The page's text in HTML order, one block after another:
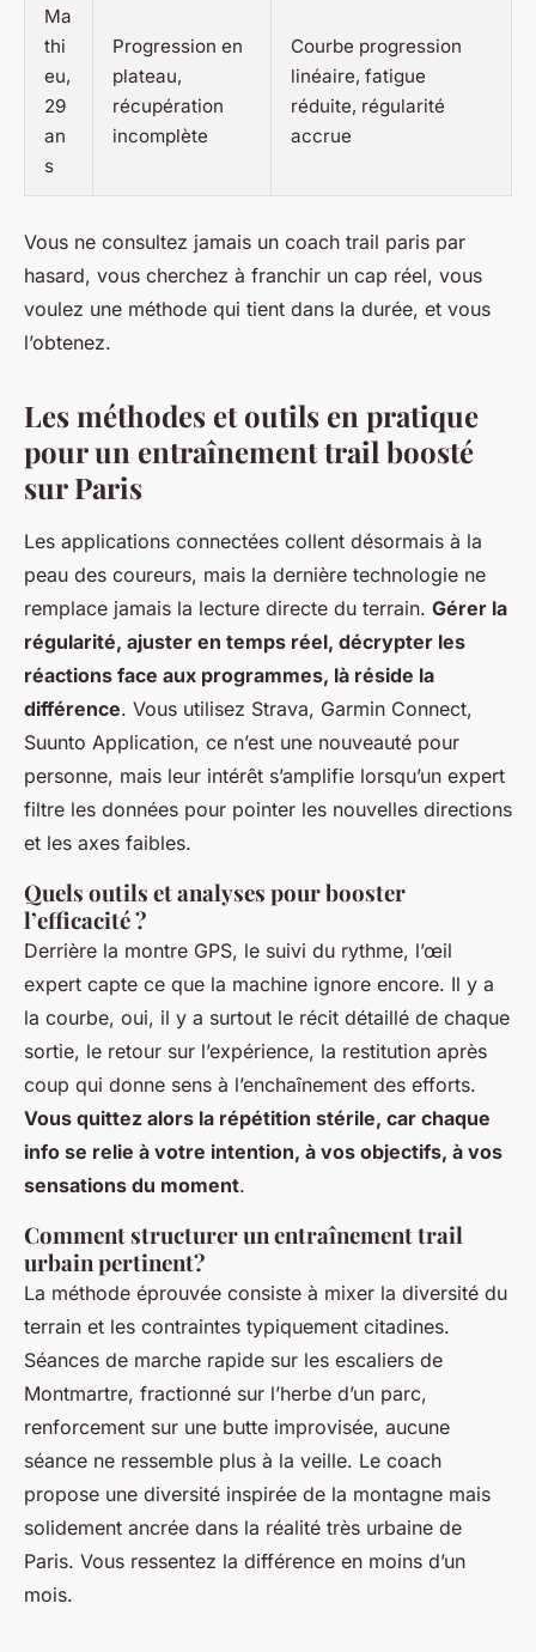
Ma
thi
eu,
29
an
s
Progression en
plateau,
récupération
incomplète
Courbe progression
linéaire, fatigue
réduite, régularité
accrue
Vous ne consultez jamais un coach trail paris par
hasard, vous cherchez à franchir un cap réel, vous
voulez une méthode qui tient dans la durée, et vous
l’obtenez.
Les méthodes et outils en pratique
pour un entraînement trail boosté
sur Paris
Les applications connectées collent désormais à la
peau des coureurs, mais la dernière technologie ne
remplace jamais la lecture directe du terrain. Gérer la
régularité, ajuster en temps réel, décrypter les
réactions face aux programmes, là réside la
différence. Vous utilisez Strava, Garmin Connect,
Suunto Application, ce n’est une nouveauté pour
personne, mais leur intérêt s’amplifie lorsqu’un expert
filtre les données pour pointer les nouvelles directions
et les axes faibles.
Quels outils et analyses pour booster
l’efficacité ?
Derrière la montre GPS, le suivi du rythme, l’œil
expert capte ce que la machine ignore encore. Il y a
la courbe, oui, il y a surtout le récit détaillé de chaque
sortie, le retour sur l’expérience, la restitution après
coup qui donne sens à l’enchaînement des efforts.
Vous quittez alors la répétition stérile, car chaque
info se relie à votre intention, à vos objectifs, à vos
sensations du moment.
Comment structurer un entraînement trail
urbain pertinent?
La méthode éprouvée consiste à mixer la diversité du
terrain et les contraintes typiquement citadines.
Séances de marche rapide sur les escaliers de
Montmartre, fractionné sur l’herbe d’un parc,
renforcement sur une butte improvisée, aucune
séance ne ressemble plus à la veille. Le coach
propose une diversité inspirée de la montagne mais
solidement ancrée dans la réalité très urbaine de
Paris. Vous ressentez la différence en moins d’un
mois.